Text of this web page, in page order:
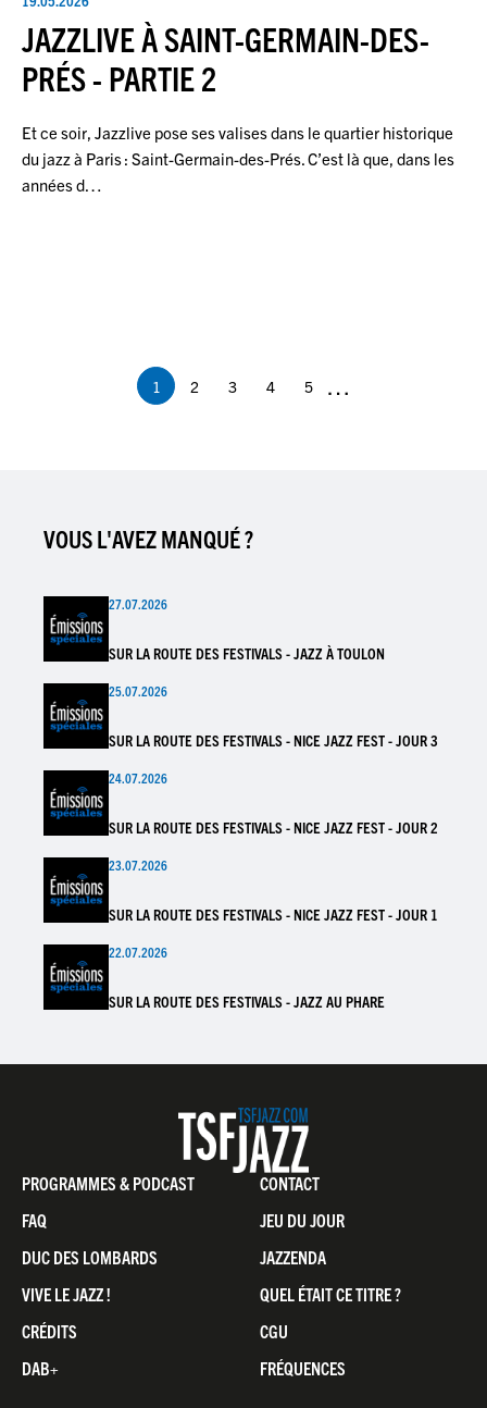
JAZZLIVE À SAINT-GERMAIN-DES-
PRÉS - PARTIE 2
Et ce soir, Jazzlive pose ses valises dans le quartier historique
du jazz à Paris : Saint-Germain-des-Prés. C’est là que, dans les
années d…
Page
1 Page
2 Page
3 Page
4 Page
5 …
VOUS L'AVEZ MANQUÉ ?
27.07.2026
SUR LA ROUTE DES FESTIVALS - JAZZ À TOULON
25.07.2026
SUR LA ROUTE DES FESTIVALS - NICE JAZZ FEST - JOUR 3
24.07.2026
SUR LA ROUTE DES FESTIVALS - NICE JAZZ FEST - JOUR 2
23.07.2026
SUR LA ROUTE DES FESTIVALS - NICE JAZZ FEST - JOUR 1
22.07.2026
SUR LA ROUTE DES FESTIVALS - JAZZ AU PHARE
Pied
de
page
PROGRAMMES & PODCAST
CONTACT
FAQ
JEU DU JOUR
DUC DES LOMBARDS
JAZZENDA
VIVE LE JAZZ !
QUEL ÉTAIT CE TITRE ?
CRÉDITS
CGU
DAB+
FRÉQUENCES